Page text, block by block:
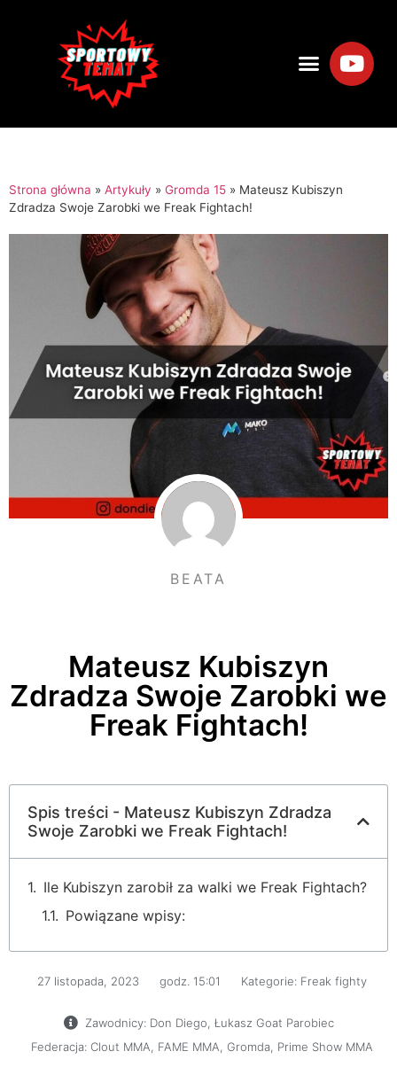
Strona główna » Artykuły » Gromda 15 » Mateusz Kubiszyn
Zdradza Swoje Zarobki we Freak Fightach!
BEATA
Mateusz Kubiszyn
Zdradza Swoje Zarobki we
Freak Fightach!
Spis treści - Mateusz Kubiszyn Zdradza
Swoje Zarobki we Freak Fightach!
Ile Kubiszyn zarobił za walki we Freak Fightach?
Powiązane wpisy:
27 listopada, 2023 godz. 15:01 Kategorie: Freak fighty
Zawodnicy: Don Diego Łukasz Goat Parobiec
Federacja: Clout MMA FAME MMA Gromda Prime Show MMA